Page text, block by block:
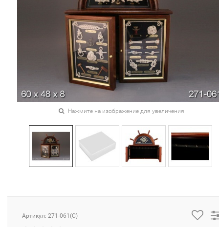
Нажмите на изображение для увеличения
Артикул: 271-061(C)